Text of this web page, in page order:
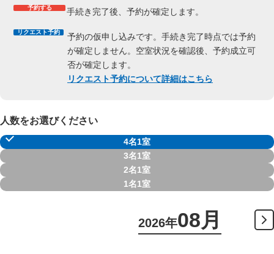
予約する 手続き完了後、予約が確定します。
リクエスト予約
予約の仮申し込みです。手続き完了時点では予約
が確定しません。空室状況を確認後、予約成立可
否が確定します。
リクエスト予約について詳細はこちら
人数をお選びください
4名1室
3名1室
2名1室
1名1室
2026年08月